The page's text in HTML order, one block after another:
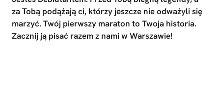
za Tobą podążają ci, którzy jeszcze nie odważyli się
marzyć. Twój pierwszy maraton to Twoja historia.
Zacznij ją pisać razem z nami w Warszawie!